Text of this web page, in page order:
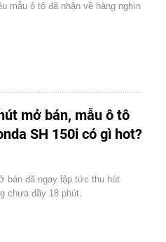
mẫu ô tô đã nhận về hàng nghìn
mở bán, mẫu ô tô
SH 150i có gì hot?
bán đã ngay lập tức thu hút
chưa đầy 18 phút.